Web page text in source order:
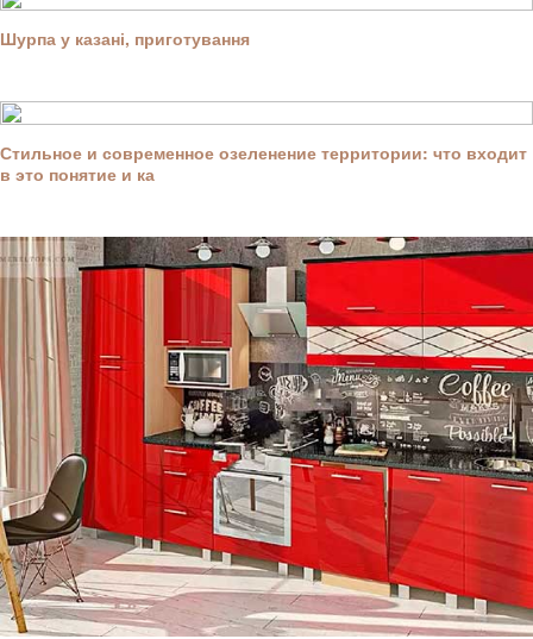
Шурпа у казані, приготування
Стильное и современное озеленение территории: что входит
в это понятие и ка